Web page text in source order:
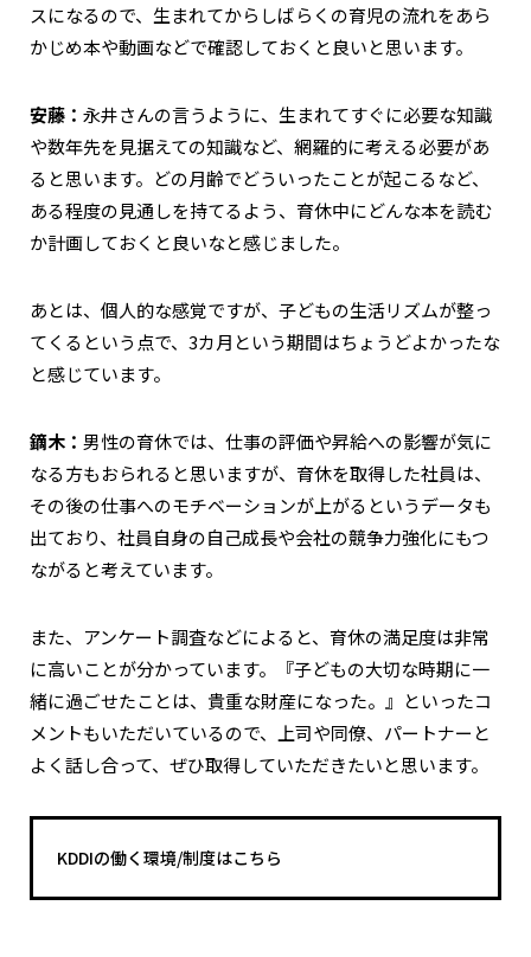
スになるので、生まれてからしばらくの育児の流れをあら
かじめ本や動画などで確認しておくと良いと思います。
安藤： 永井さんの言うように、生まれてすぐに必要な知識
や数年先を見据えての知識など、網羅的に考える必要があ
ると思います。どの月齢でどういったことが起こるなど、
ある程度の見通しを持てるよう、育休中にどんな本を読む
か計画しておくと良いなと感じました。
あとは、個人的な感覚ですが、子どもの生活リズムが整っ
てくるという点で、3カ月という期間はちょうどよかったな
と感じています。
鏑木： 男性の育休では、仕事の評価や昇給への影響が気に
なる方もおられると思いますが、育休を取得した社員は、
その後の仕事へのモチベーションが上がるというデータも
出ており、社員自身の自己成長や会社の競争力強化にもつ
ながると考えています。
また、アンケート調査などによると、育休の満足度は非常
に高いことが分かっています。『子どもの大切な時期に一
緒に過ごせたことは、貴重な財産になった。』といったコ
メントもいただいているので、上司や同僚、パートナーと
よく話し合って、ぜひ取得していただきたいと思います。
KDDIの働く環境/制度はこちら